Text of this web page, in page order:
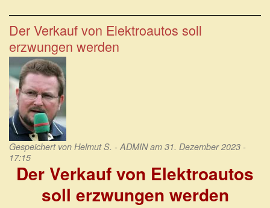
Mobilität:
Ökologischer
und
ideologischer
Irrsinn
Der Verkauf von Elektroautos soll
erzwungen werden
Gespeichert von Helmut S. - ADMINam 31. Dezember 2023 -
17:15
Der Verkauf von Elektroautos
soll erzwungen werden